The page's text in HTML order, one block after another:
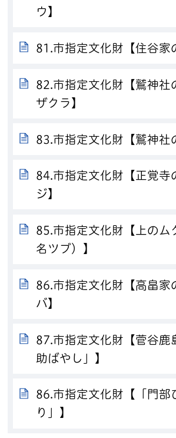
ウ】
81.市指定文化財【住谷家
82.市指定文化財【鷲神社
ザクラ】
83.市指定文化財【鷲神社
84.市指定文化財【正覚寺
ジ】
85.市指定文化財【上のム
名ツブ）】
86.市指定文化財【高畠家
バ】
87.市指定文化財【菅谷鹿
助ばやし」】
86.市指定文化財【「門部
り」】